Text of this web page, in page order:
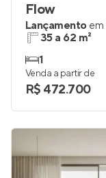
Flow
Lançamento em
35 a 62 m²
1
Venda a partir de
R$ 472.700